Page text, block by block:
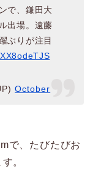
で、鎌田大
出場。遠藤
ぶりが注目
October
で、たびたびお
。